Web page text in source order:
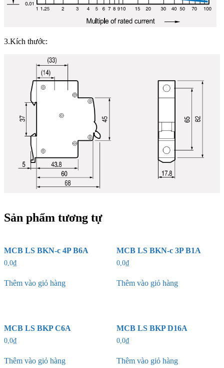
3.Kích thước:
Sản phẩm tương tự
MCB LS BKN-c 4P B6A
0,0₫
Thêm vào giỏ hàng
MCB LS BKN-c 3P B1A
0,0₫
Thêm vào giỏ hàng
MCB LS BKP C6A
0,0₫
Thêm vào giỏ hàng
MCB LS BKP D16A
0,0₫
Thêm vào giỏ hàng